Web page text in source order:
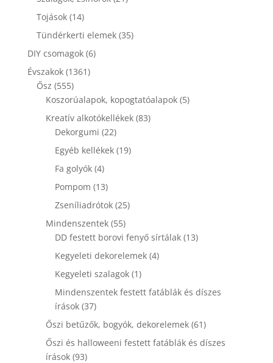
Tojások 1414
termék
Tündérkerti elemek 3535
DIY csomagok 66
Évszakok 13611361
Ősz 555555
termék
Koszorúalapok, kopogtatóalapok 55
Kreatív alkotókellékek 8383
Dekorgumi 2222
termék
Egyéb kellékek 1919
Fa golyók 44
termék
Pompom 1313
termék
Zseníliadrótok 2525
Mindenszentek 5555
termék
DD festett borovi fenyő sírtálak 1313
Kegyeleti dekorelemek 44
Kegyeleti szalagok 11
termék
Mindenszentek festett fatáblák és díszes
írások 3737
termék
Őszi betűzők, bogyók, dekorelemek 6161
termék
Őszi és halloweeni festett fatáblák és díszes
írások 9393